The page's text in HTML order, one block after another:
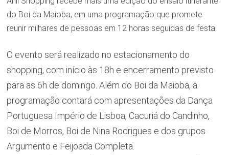
do Boi da Maioba, em uma programação que promete
reunir milhares de pessoas em 12 horas seguidas de festa.
O evento será realizado no estacionamento do
shopping, com início às 18h e encerramento previsto
para as 6h de domingo. Além do Boi da Maioba, a
programação contará com apresentações da Dança
Portuguesa Império de Lisboa, Cacuriá do Candinho,
Boi de Morros, Boi de Nina Rodrigues e dos grupos
Argumento e Feijoada Completa.